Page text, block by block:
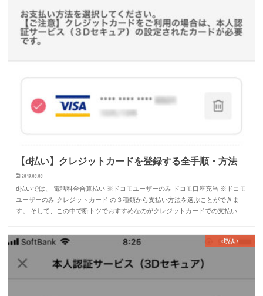
【d払い】クレジットカードを登録する全手順・方法
2019.03.03
d払いでは、 電話料金合算払い ※ドコモユーザーのみ ドコモ口座充当 ※ドコモ
ユーザーのみ クレジットカード の３種類から支払い方法を選ぶことができま
す。 そして、この中で断トツでおすすめなのがクレジットカードでの支払い…
d払い